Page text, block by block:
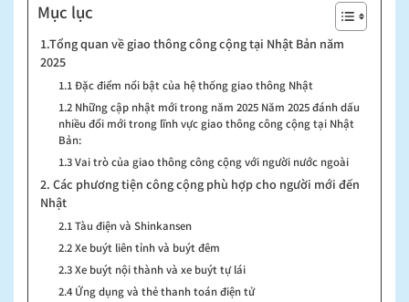
Mục lục
1.Tổng quan về giao thông công cộng tại Nhật Bản năm
2025
1.1 Đặc điểm nổi bật của hệ thống giao thông Nhật
1.2 Những cập nhật mới trong năm 2025 Năm 2025 đánh dấu
nhiều đổi mới trong lĩnh vực giao thông công cộng tại Nhật
Bản:
1.3 Vai trò của giao thông công cộng với người nước ngoài
2. Các phương tiện công cộng phù hợp cho người mới đến
Nhật
2.1 Tàu điện và Shinkansen
2.2 Xe buýt liên tỉnh và buýt đêm
2.3 Xe buýt nội thành và xe buýt tự lái
2.4 Ứng dụng và thẻ thanh toán điện tử